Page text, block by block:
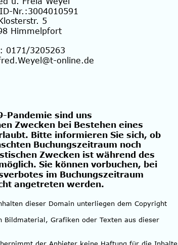
Nr.:3004010591
5
Himmelpfort
0171/3205263
online.de
Pandemie sind uns
Zwecken bei Bestehen eines
Bitte informieren Sie sich, ob
Buchungszeitraum noch
Zwecken ist während des
Sie können vorbuchen, bei
im Buchungszeitraum
angetreten werden.
dieser Domain unterliegen dem Copyright
Bildmaterial, Grafiken oder Texten aus dieser